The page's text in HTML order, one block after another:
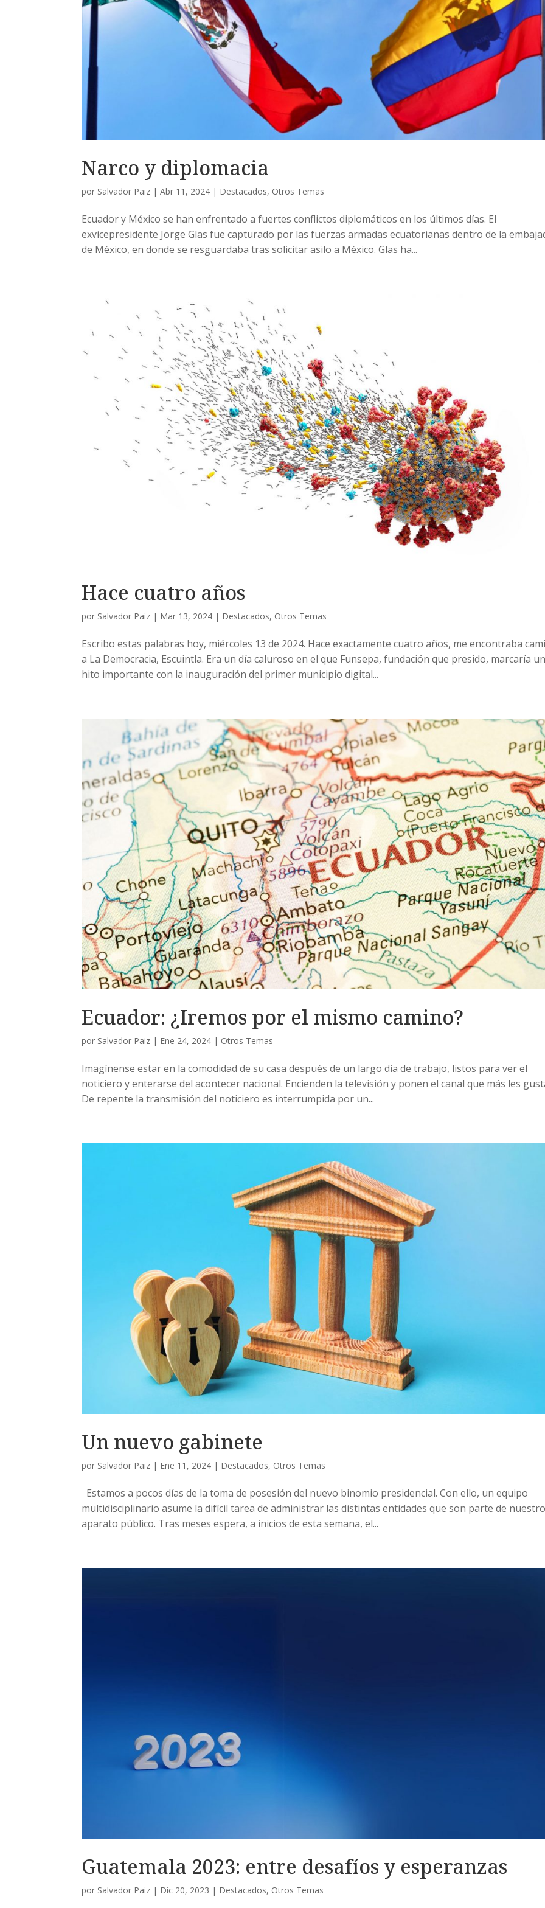
Narco y diplomacia
por Salvador Paiz |Abr 11, 2024 | Destacados, Otros Temas
Ecuador y México se han enfrentado a fuertes conflictos diplomáticos en los últimos días. El
exvicepresidente Jorge Glas fue capturado por las fuerzas armadas ecuatorianas dentro de la
de México, en donde se resguardaba tras solicitar asilo a México. Glas ha...
Hace cuatro años
por Salvador Paiz | Mar 13, 2024 | Destacados, Otros Temas
Escribo estas palabras hoy, miércoles 13 de 2024. Hace exactamente cuatro años, me encontraba
a La Democracia, Escuintla. Era un día caluroso en el que Funsepa, fundación que presido, marcaría
hito importante con la inauguración del primer municipio digital...
Ecuador: ¿Iremos por el mismo camino?
por Salvador Paiz | Ene 24, 2024 | Otros Temas
Imagínense estar en la comodidad de su casa después de un largo día de trabajo, listos para ver el
noticiero y enterarse del acontecer nacional. Encienden la televisión y ponen el canal que más les
De repente la transmisión del noticiero es interrumpida por un...
Un nuevo gabinete
por Salvador Paiz | Ene 11, 2024 | Destacados, Otros Temas
Estamos a pocos días de la toma de posesión del nuevo binomio presidencial. Con ello, un equipo
multidisciplinario asume la difícil tarea de administrar las distintas entidades que son parte de
aparato público. Tras meses espera, a inicios de esta semana, el...
Guatemala 2023: entre desafíos y esperanzas
por Salvador Paiz | Dic 20, 2023 | Destacados, Otros Temas